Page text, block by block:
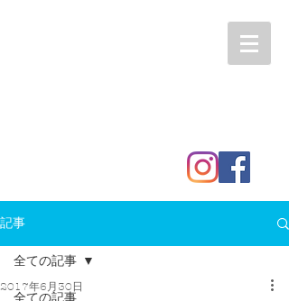
記事
全ての記事
全ての記事
2017年6月30日